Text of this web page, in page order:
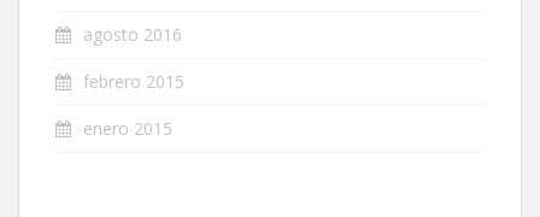
agosto 2016
febrero 2015
enero 2015